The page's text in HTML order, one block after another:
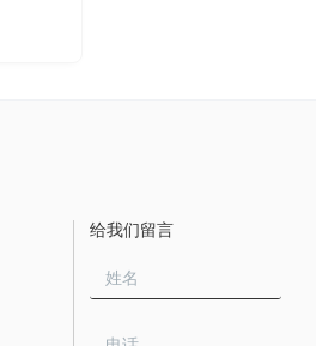
给我们留言